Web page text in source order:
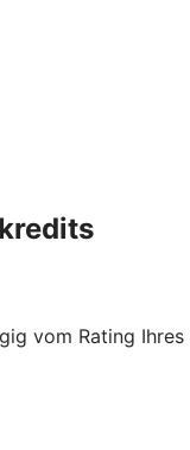
vom Rating Ihres